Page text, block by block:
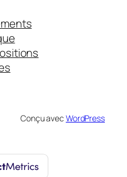
Conçu avec WordPress